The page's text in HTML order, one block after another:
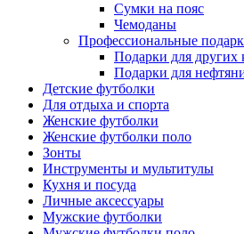
Сумки на пояс
Чемоданы
Профессиональные
Подарки для других
Подарки для
Детские футболки
Для отдыха и спорта
Женские футболки
Женские футболки поло
Зонты
Инструменты и мультитулы
Кухня и посуда
Личные аксессуары
Мужские футболки